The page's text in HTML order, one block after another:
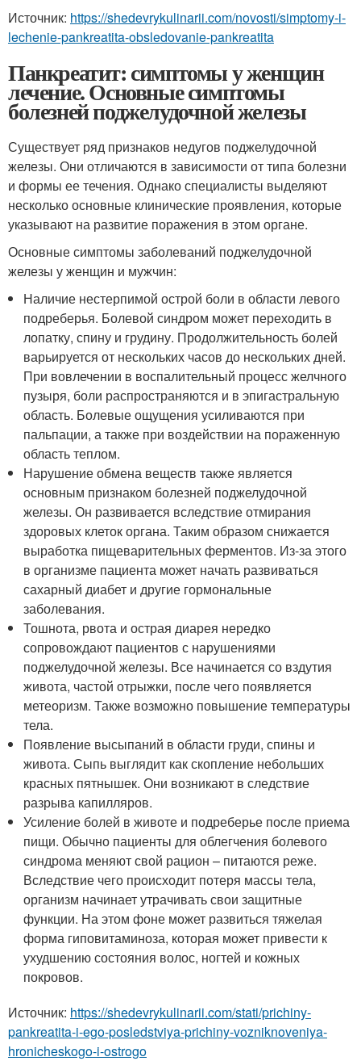
Источник: https://shedevrykulinarii.com/novosti/simptomy-i-
lechenie-pankreatita-obsledovanie-pankreatita
Панкреатит: симптомы у женщин
лечение. Основные симптомы
болезней поджелудочной железы
Существует ряд признаков недугов поджелудочной
железы. Они отличаются в зависимости от типа болезни
и формы ее течения. Однако специалисты выделяют
несколько основные клинические проявления, которые
указывают на развитие поражения в этом органе.
Основные симптомы заболеваний поджелудочной
железы у женщин и мужчин:
Наличие нестерпимой острой боли в области левого
подреберья. Болевой синдром может переходить в
лопатку, спину и грудину. Продолжительность болей
варьируется от нескольких часов до нескольких дней.
При вовлечении в воспалительный процесс желчного
пузыря, боли распространяются и в эпигастральную
область. Болевые ощущения усиливаются при
пальпации, а также при воздействии на пораженную
область теплом.
Нарушение обмена веществ также является
основным признаком болезней поджелудочной
железы. Он развивается вследствие отмирания
здоровых клеток органа. Таким образом снижается
выработка пищеварительных ферментов. Из-за этого
в организме пациента может начать развиваться
сахарный диабет и другие гормональные
заболевания.
Тошнота, рвота и острая диарея нередко
сопровождают пациентов с нарушениями
поджелудочной железы. Все начинается со вздутия
живота, частой отрыжки, после чего появляется
метеоризм. Также возможно повышение температуры
тела.
Появление высыпаний в области груди, спины и
живота. Сыпь выглядит как скопление небольших
красных пятнышек. Они возникают в следствие
разрыва капилляров.
Усиление болей в животе и подреберье после приема
пищи. Обычно пациенты для облегчения болевого
синдрома меняют свой рацион – питаются реже.
Вследствие чего происходит потеря массы тела,
организм начинает утрачивать свои защитные
функции. На этом фоне может развиться тяжелая
форма гиповитаминоза, которая может привести к
ухудшению состояния волос, ногтей и кожных
покровов.
Источник: https://shedevrykulinarii.com/stati/prichiny-
pankreatita-i-ego-posledstviya-prichiny-vozniknoveniya-
hronicheskogo-i-ostrogo